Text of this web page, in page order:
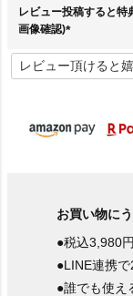
レビュー投稿すると
画像確認)
必
須
お買い物に
●税込3,980
●LINE連携
●誰でも使